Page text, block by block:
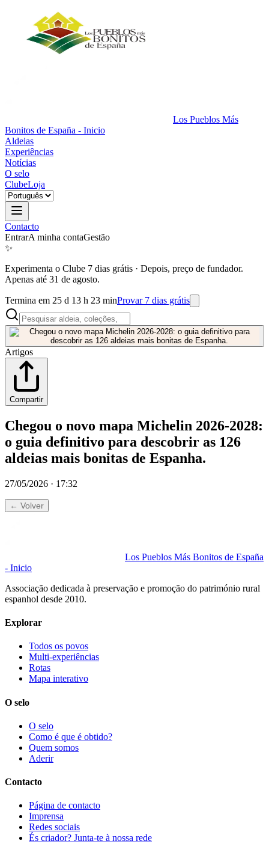
Los Pueblos Más
Bonitos de España - Inicio
Aldeias
Experiências
Notícias
O selo
ClubeLoja
Contacto
EntrarA minha contaGestão
✨
Experimenta o Clube 7 dias grátis · Depois, preço de fundador.
Apenas até 31 de agosto.
Termina em 25 d 13 h 23 minProvar 7 dias grátis
Artigos
Compartir
Chegou o novo mapa Michelin 2026-2028:
o guia definitivo para descobrir as 126
aldeias mais bonitas de Espanha.
27/05/2026 · 17:32
← Volver
Los Pueblos Más Bonitos de España
- Inicio
Associação dedicada à preservação e promoção do património rural
espanhol desde 2010.
Explorar
Todos os povos
Multi-experiências
Rotas
Mapa interativo
O selo
O selo
Como é que é obtido?
Quem somos
Aderir
Contacto
Página de contacto
Imprensa
Redes sociais
És criador? Junta-te à nossa rede